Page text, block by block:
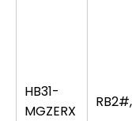
HB31-
MGZERX